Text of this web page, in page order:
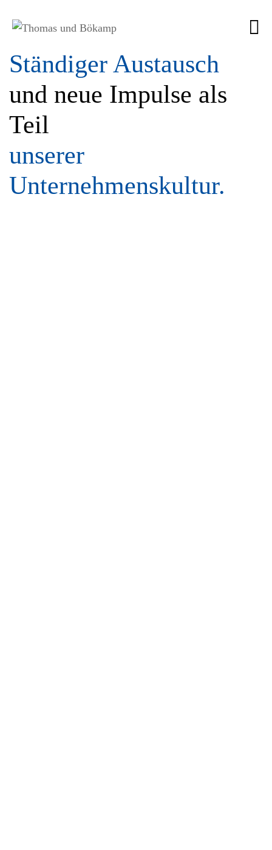
Ständiger Austausch
und neue Impulse als
Teil
unserer
Unternehmenskultur.